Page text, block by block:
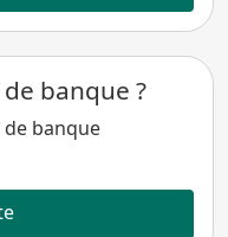
banque ?
banque